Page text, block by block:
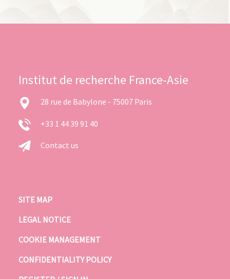
Institut de recherche France-Asie
28 rue de Babylone - 75007 Paris
+33 1 44 39 91 40
Contact us
SITE MAP
LEGAL NOTICE
COOKIE MANAGEMENT
CONFIDENTIALITY POLICY